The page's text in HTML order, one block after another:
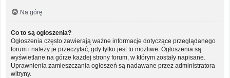
Na górę
Co to są ogłoszenia?
Ogłoszenia często zawierają ważne informacje dotyczące przeglądanego
forum i należy je przeczytać, gdy tylko jest to możliwe. Ogłoszenia są
wyświetlane na górze każdej strony forum, w którym zostały napisane.
Uprawnienia zamieszczania ogłoszeń są nadawane przez administratora
witryny.